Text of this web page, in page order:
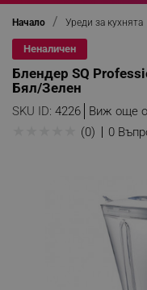
Начало Уреди за кухнята
Неналичен
Блендер SQ
Бял/Зелен
SKU ID: 4226 Виж още
(0) 0